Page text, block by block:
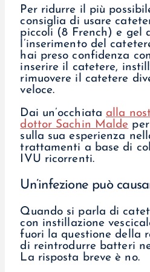
Per ridurre il più
consiglia di usare
piccoli (8 French) e gel
l’inserimento del
hai preso confidenza
inserire il catetere,
rimuovere il catetere
veloce.
Dai un’occhiata alla
dottor Sachin Malde
sulla sua esperienza
trattamenti a base di
IVU ricorrenti.
Un’infezione può
Quando si parla di
con instillazione
fuori la questione della
di reintrodurre batteri
La risposta breve è no.